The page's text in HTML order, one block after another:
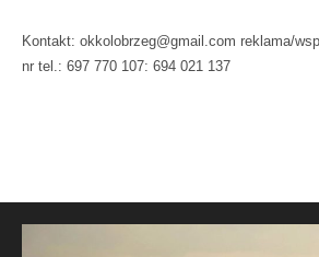
Kontakt: okkolobrzeg@gmail.com reklama/
nr tel.: 697 770 107: 694 021 137